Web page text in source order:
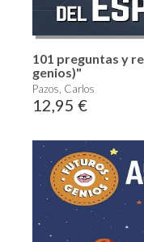
101 preguntas y
genios)"
Pazos, Carlos
12,95 €